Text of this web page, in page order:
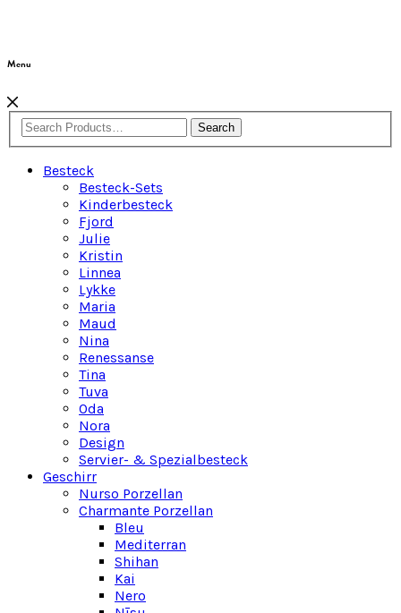
Menu
Search
Besteck
Besteck-Sets
Kinderbesteck
Fjord
Julie
Kristin
Linnea
Lykke
Maria
Maud
Nina
Renessanse
Tina
Tuva
Oda
Nora
Design
Servier- & Spezialbesteck
Geschirr
Nurso Porzellan
Charmante Porzellan
Bleu
Mediterran
Shihan
Kai
Nero